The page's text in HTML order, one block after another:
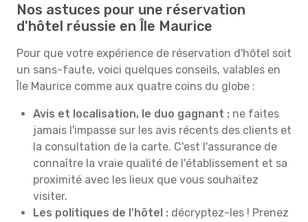
Nos astuces pour une réservation
d'hôtel réussie en Île Maurice
Pour que votre expérience de réservation d'hôtel soit
un sans-faute, voici quelques conseils, valables en
Île Maurice comme aux quatre coins du globe :
Avis et localisation, le duo gagnant : ne faites
jamais l'impasse sur les avis récents des clients et
la consultation de la carte. C'est l'assurance de
connaître la vraie qualité de l'établissement et sa
proximité avec les lieux que vous souhaitez
visiter.
Les politiques de l'hôtel : décryptez-les ! Prenez